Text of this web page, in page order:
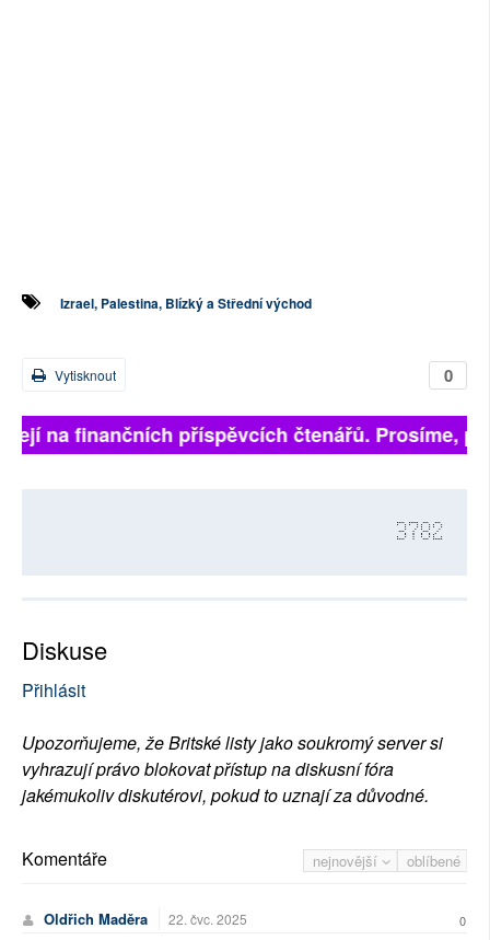
Izrael, Palestina, Blízký a Střední východ
0
Vytisknout
finančních příspěvcích čtenářů. Prosíme,
3782
Diskuse
Přihlásit
Upozorňujeme, že Britské listy jako soukromý server si
vyhrazují právo blokovat přístup na diskusní fóra
jakémukoliv diskutérovi, pokud to uznají za důvodné.
nejnovější oblíbené
Komentáře
Oldřich Maděra 22. čvc. 2025 0